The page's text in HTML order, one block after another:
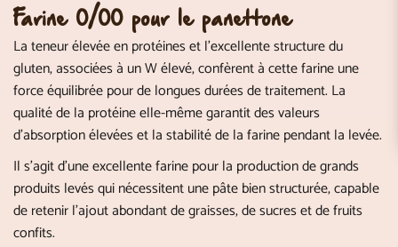
Farine 0/00 pour le panettone
La teneur élevée en protéines et l’excellente structure du
gluten, associées à un W élevé, confèrent à cette farine une
force équilibrée pour de longues durées de traitement. La
qualité de la protéine elle-même garantit des valeurs
d’absorption élevées et la stabilité de la farine pendant la levée.
Il s’agit d’une excellente farine pour la production de grands
produits levés qui nécessitent une pâte bien structurée, capable
de retenir l’ajout abondant de graisses, de sucres et de fruits
confits.